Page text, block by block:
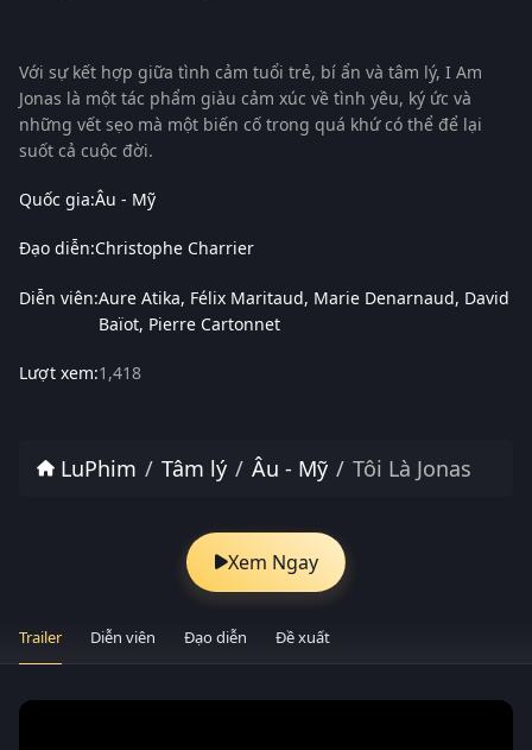
Với sự kết hợp giữa tình cảm tuổi trẻ, bí ẩn và tâm lý, I Am
Jonas là một tác phẩm giàu cảm xúc về tình yêu, ký ức và
những vết sẹo mà một biến cố trong quá khứ có thể để lại
suốt cả cuộc đời.
Quốc gia:Âu - Mỹ
Đạo diễn:Christophe Charrier
Diễn viên:Aure Atika Félix Maritaud Marie Denarnaud David
Baïot Pierre Cartonnet
Lượt xem:1,418
LuPhim Tâm lý Âu - Mỹ Tôi Là Jonas
Xem Ngay
Trailer Diễn viên Đạo diễn Đề xuất